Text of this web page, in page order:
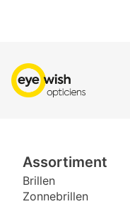
Assortiment
Brillen
Zonnebrillen